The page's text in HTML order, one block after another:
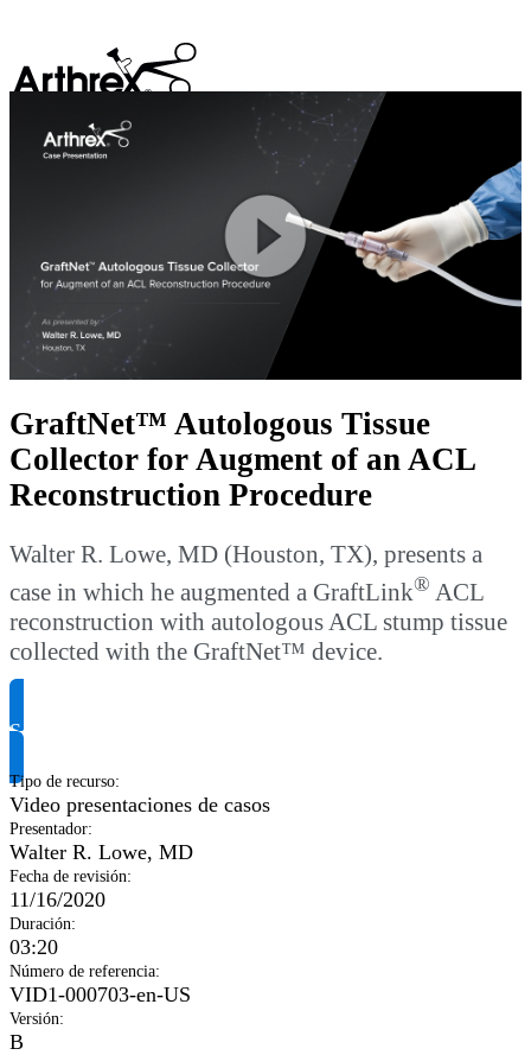
Play
Video
GraftNet™ Autologous Tissue
Collector for Augment of an ACL
Reconstruction Procedure
Walter R. Lowe, MD (Houston, TX), presents a
case in which he augmented a GraftLink® ACL
reconstruction with autologous ACL stump tissue
collected with the GraftNet™ device.
Solicitar información del producto
Tipo de recurso:
Video presentaciones de casos
Presentador:
Walter R. Lowe, MD
Fecha de revisión:
11/16/2020
Duración:
03:20
Número de referencia:
VID1-000703-en-US
Versión:
B